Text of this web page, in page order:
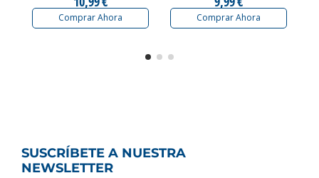
Comprar Ahora Comprar Ahora
SUSCRÍBETE A NUESTRA
NEWSLETTER